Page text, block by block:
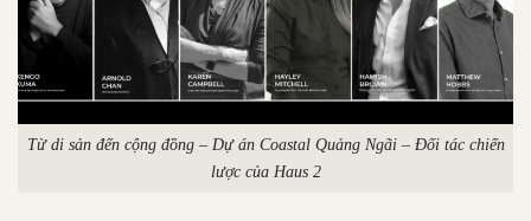
Từ di sản đến cộng đồng – Dự án Coastal Quảng Ngãi – Đối tác chiến
lược của Haus 2